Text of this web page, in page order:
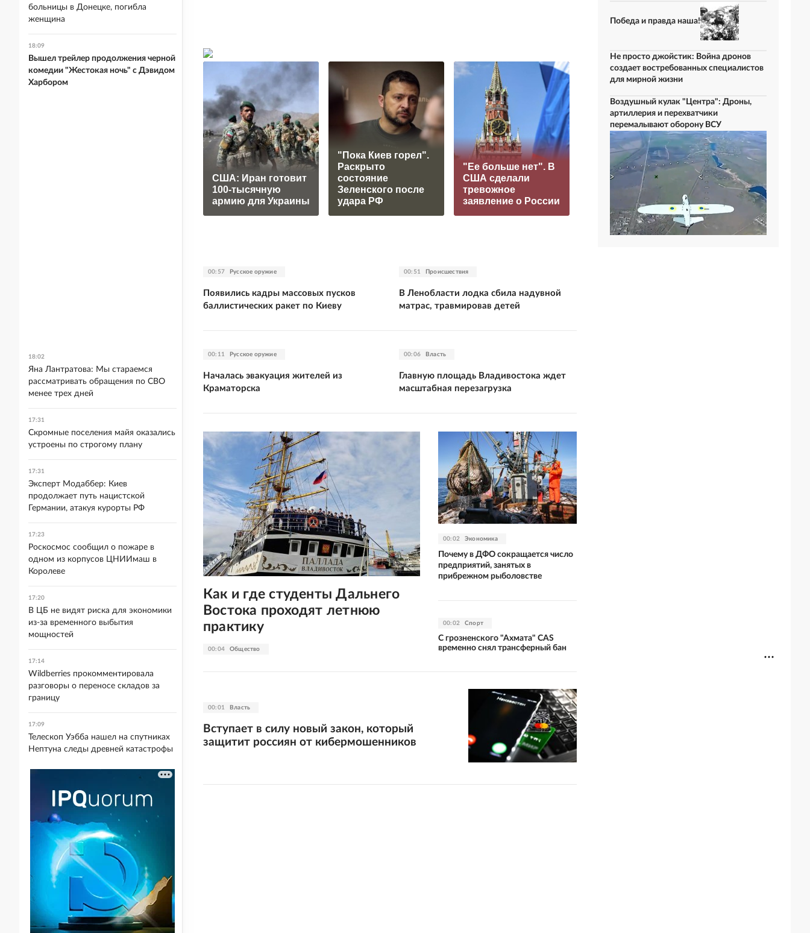
США: Иран готовит
100-тысячную
армию для Украины
"Пока Киев горел".
Раскрыто
состояние
Зеленского после
удара РФ
"Ее больше нет". В
США сделали
тревожное
заявление о России
«Это конец всего»:
Захарова
прокомментировал
а фестиваль в
Рубио
отреагировал на
требование
перестать
накачивать ВСУ
оружием
00:57 Русское оружие
Появились кадры массовых пусков
баллистических ракет по Киеву
00:51 Происшествия
В Ленобласти лодка сбила надувной
матрас, травмировав детей
00:11 Русское оружие
Началась эвакуация жителей из
Краматорска
00:06 Власть
Главную площадь Владивостока ждет
масштабная перезагрузка
00:04 Общество
Как и где студенты Дальнего
Востока проходят летнюю
практику
00:02 Экономика
Почему в ДФО сокращается число
предприятий, занятых в
прибрежном рыболовстве
00:02 Спорт
С грозненского "Ахмата" CAS
временно снял трансферный бан
00:01 Власть
Вступает в силу новый закон, который
защитит россиян от кибермошенников
Победа и правда наша!
Не просто джойстик: Война дронов
создает востребованных специалистов
для мирной жизни
Воздушный кулак "Центра": Дроны,
артиллерия и перехватчики
перемалывают оборону ВСУ
больницы в Донецке, погибла
женщина
18:09
Вышел трейлер продолжения черной
комедии "Жестокая ночь" с Дэвидом
Харбором
18:02
Яна Лантратова: Мы стараемся
рассматривать обращения по СВО
менее трех дней
17:31
Скромные поселения майя оказались
устроены по строгому плану
17:31
Эксперт Модаббер: Киев
продолжает путь нацистской
Германии, атакуя курорты РФ
17:23
Роскосмос сообщил о пожаре в
одном из корпусов ЦНИИмаш в
Королеве
17:20
В ЦБ не видят риска для экономики
из-за временного выбытия
мощностей
17:14
Wildberries прокомментировала
разговоры о переносе складов за
границу
17:09
Телескоп Уэбба нашел на спутниках
Нептуна следы древней катастрофы